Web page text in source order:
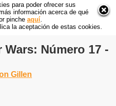
para poder ofrecer sus
información acerca de qué
pinche aquí
la aceptación de estas cookies.
Wars: Número 17 -
Gillen